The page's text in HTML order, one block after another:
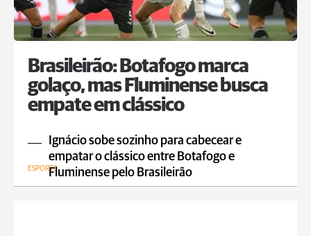
Brasileirão: Botafogo marca
golaço, mas Fluminense busca
empate em clássico
Ignácio sobe sozinho para cabecear e
empatar o clássico entre Botafogo e
Fluminense pelo Brasileirão
ESPORTE